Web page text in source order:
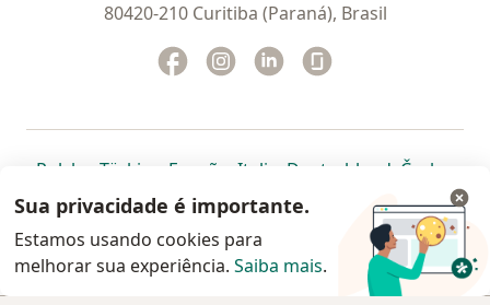
80420-210 Curitiba (Paraná), Brasil
Facebook
abre num novo separador
Instagram
abre num novo separador
Linkedin
abre num novo
Polska abre num novo separador
Türkiye abre num novo separador
España abre num novo separador
Italia abre num novo
Deutschlandabre num
Česko
Portugal abre num novo separador
, México abre num novo separador
, abre num novo separador
Brasil abre num novoabre num
abre
Colombia abre num novo
www.doctoralia.com.br © 2026 - Agende agora sua
Sua privacidade é importante.
Estamos usando cookies para
melhorar sua experiência. Saiba mais.